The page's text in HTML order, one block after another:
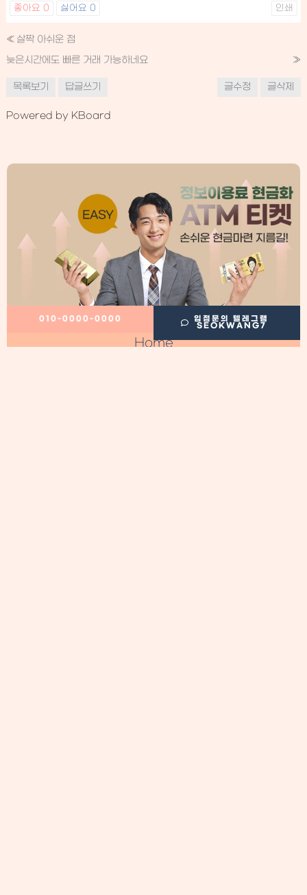
좋아요 0 싫어요 0 인쇄
« 살짝 아쉬운 점
늦은시간에도 빠른 거래 가능하네요
»
목록보기 답글쓰기 글수정 글삭제
Powered by KBoard
Home
010-0000-0000 입점문의 텔레그램
SEOKWANG7